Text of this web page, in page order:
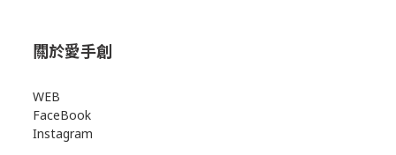
關於愛手創
WEB
FaceBook
Instagram